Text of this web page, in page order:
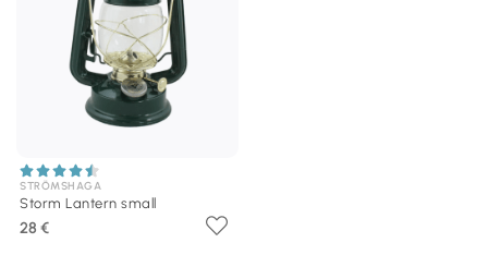
STRÖMSHAGA
Storm Lantern small
28 €